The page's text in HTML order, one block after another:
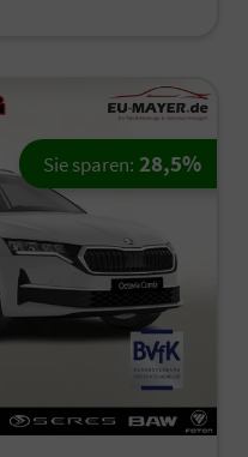
Sie sparen: 28,5%